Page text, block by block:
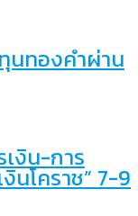
นทองคำผ่าน
งิน-การ
นโคราช” 7-9